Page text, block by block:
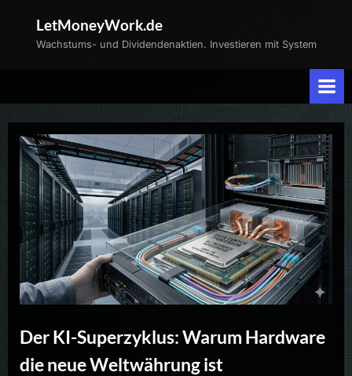
LetMoneyWork.de
Wachstums- und Dividendenaktien. Investieren mit System
Der KI-Superzyklus: Warum Hardware
die neue Weltwährung ist